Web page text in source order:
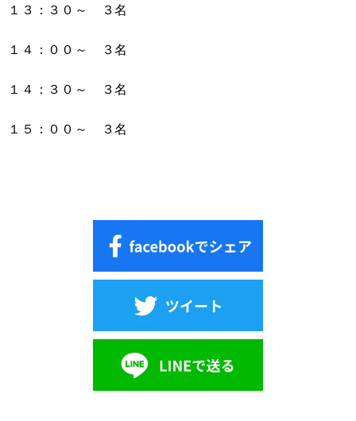
１３：３０～ ３名
１４：００～ ３名
１４：３０～ ３名
１５：００～ ３名